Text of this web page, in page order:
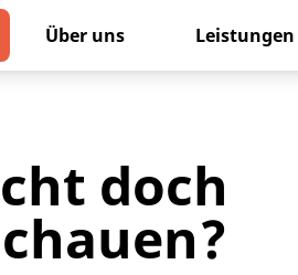
Über uns Leistungen
doch